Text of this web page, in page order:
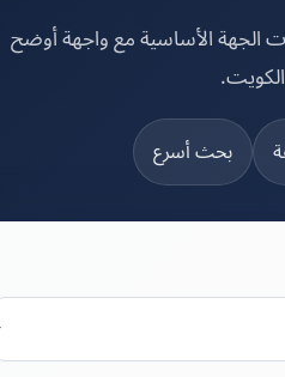
الأساسية مع واجهة أوضح
بحث أسرع